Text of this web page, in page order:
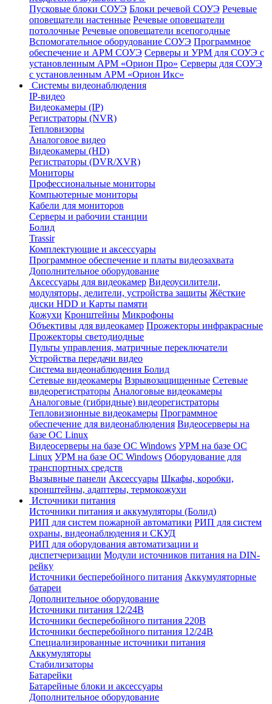
Пусковые блоки СОУЭ Блоки речевой СОУЭ Речевые
оповещатели настенные Речевые оповещатели
потолочные Речевые оповещатели всепогодные
Вспомогательное оборудование СОУЭ Программное
обеспечение и АРМ СОУЭ Серверы и УРМ для СОУЭ с
установленным АРМ «Орион Про» Серверы для СОУЭ
с установленным АРМ «Орион Икс»
Системы видеонаблюдения
IP-видео
Видеокамеры (IP)
Регистраторы (NVR)
Тепловизоры
Аналоговое видео
Видеокамеры (HD)
Регистраторы (DVR/XVR)
Мониторы
Профессиональные мониторы
Компьютерные мониторы
Кабели для мониторов
Серверы и рабочии станции
Болид
Trassir
Комплектующие и аксессуары
Программное обеспечение и платы видеозахвата
Дополнительное оборудование
Аксессуары для видеокамер Видеоусилители,
модуляторы, делители, устройства защиты Жёсткие
диски HDD и Карты памяти
Кожухи Кронштейны Микрофоны
Объективы для видеокамер Прожекторы инфракрасные
Прожекторы светодиодные
Пульты управления, матричные переключатели
Устройства передачи видео
Система видеонаблюдения Болид
Сетевые видеокамеры Взрывозащищенные Сетевые
видеорегистраторы Аналоговые видеокамеры
Аналоговые (гибридные) видеорегистраторы
Тепловизионные видеокамеры Программное
обеспечение для видеонаблюдения Видеосерверы на
базе ОС Linux
Видеосерверы на базе ОС Windows УРМ на базе ОС
Linux УРМ на базе ОС Windows Оборудование для
транспортных средств
Вызывные панели Аксессуары Шкафы, коробки,
кронштейны, адаптеры, термокожухи
Источники питания
Источники питания и аккумуляторы (Болид)
РИП для систем пожарной автоматики РИП для систем
охраны, видеонаблюдения и СКУД
РИП для оборудования автоматизации и
диспетчеризации Модули источников питания на DIN-
рейку
Источники бесперебойного питания Аккумуляторные
батареи
Дополнительное оборудование
Источники питания 12/24В
Источники бесперебойного питания 220В
Источники бесперебойного питания 12/24В
Специализированные источники питания
Аккумуляторы
Стабилизаторы
Батарейки
Батарейные блоки и аксессуары
Дополнительное оборудование